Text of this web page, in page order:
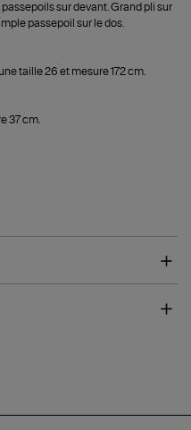
sur devant. Grand pli sur
passepoil sur le dos.
taille 26 et mesure 172 cm.
37 cm.